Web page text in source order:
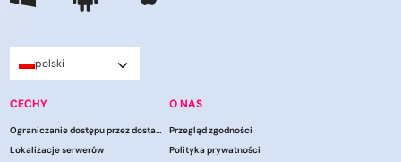
polski
CECHY
Ograniczanie dostępu przez dostawców usług internetowych
Lokalizacje serwerów
O NAS
Przegląd zgodności
Polityka prywatności